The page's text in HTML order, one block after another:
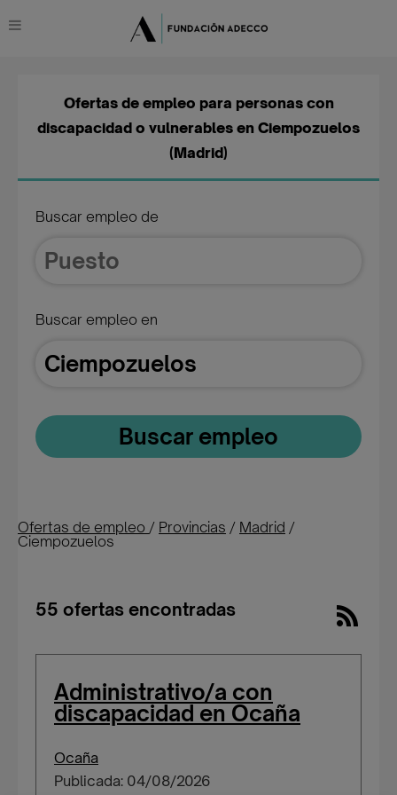
Buscar empleo de
Buscar empleo en
Buscar empleo
Ofertas de empleo para personas con
discapacidad o vulnerables en Ciempozuelos
(Madrid)
Ofertas de empleo / Provincias / Madrid /
Ciempozuelos
55 ofertas encontradas
Administrativo/a con
discapacidad en Ocaña
Ocaña
Publicada: 04/08/2026